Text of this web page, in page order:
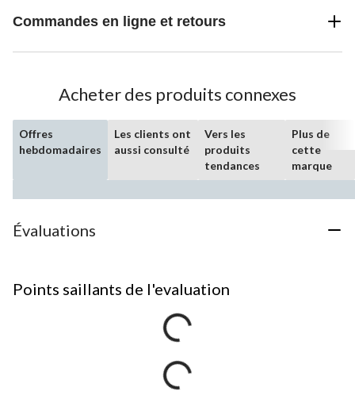
Commandes en ligne et retours
Acheter des produits connexes
Offres
hebdomadaires
Les clients ont
aussi consulté
Vers les
produits
tendances
Plus de
cette
marque
Évaluations
Points saillants de l'evaluation